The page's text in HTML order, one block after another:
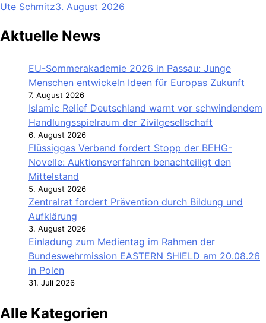
Ute Schmitz3. August 2026
Aktuelle News
EU-Sommerakademie 2026 in Passau: Junge
Menschen entwickeln Ideen für Europas Zukunft
7. August 2026
Islamic Relief Deutschland warnt vor schwindendem
Handlungsspielraum der Zivilgesellschaft
6. August 2026
Flüssiggas Verband fordert Stopp der BEHG-
Novelle: Auktionsverfahren benachteiligt den
Mittelstand
5. August 2026
Zentralrat fordert Prävention durch Bildung und
Aufklärung
3. August 2026
Einladung zum Medientag im Rahmen der
Bundeswehrmission EASTERN SHIELD am 20.08.26
in Polen
31. Juli 2026
Alle Kategorien